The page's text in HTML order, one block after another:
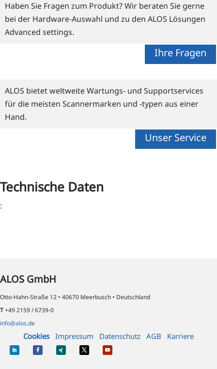
Haben Sie Fragen zum Produkt? Wir beraten Sie gerne
bei der Hardware-Auswahl und zu den ALOS Lösungen
Advanced settings.
Ihre Fragen
ALOS bietet weltweite Wartungs- und Supportservices
für die meisten Scannermarken und -typen aus einer
Hand.
Unser Service
Technische Daten
:
ALOS GmbH
Otto-Hahn-Straße 12 • 40670 Meerbusch • Deutschland
T+49 2159 / 6739-0
info@alos.de
Cookies Impressum Datenschutz AGB Karriere